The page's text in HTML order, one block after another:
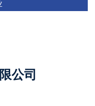
公司